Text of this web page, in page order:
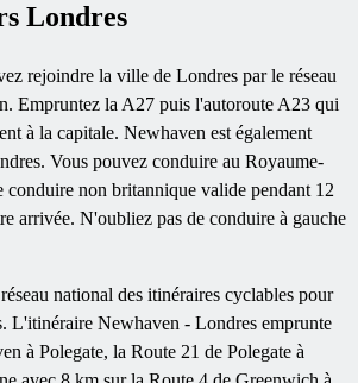
Londres
rejoindre la ville de Londres par le réseau
Empruntez la A27 puis l'autoroute A23 qui
à la capitale. Newhaven est également
Vous pouvez conduire au Royaume-
conduire non britannique valide pendant 12
arrivée. N'oubliez pas de conduire à gauche
national des itinéraires cyclables pour
L'itinéraire Newhaven - Londres emprunte
à Polegate, la Route 21 de Polegate à